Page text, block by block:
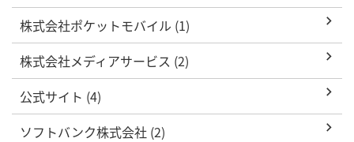
株式会社ポケットモバイル (1)
株式会社メディアサービス (2)
公式サイト (4)
ソフトバンク株式会社 (2)